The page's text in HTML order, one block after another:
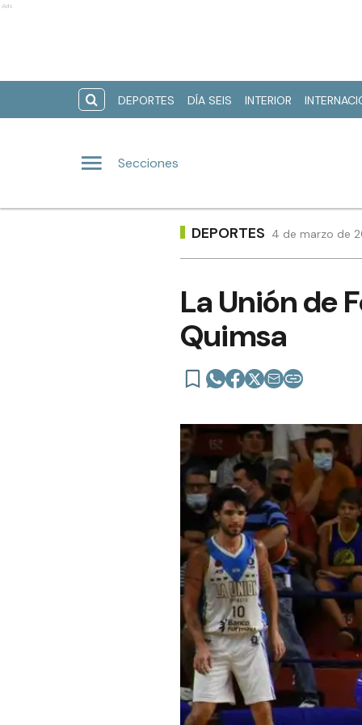
Ads
DEPORTES DÍA SEIS INTERIOR
Secciones
DEPORTES 4 de marzo de
La Unión de
Quimsa